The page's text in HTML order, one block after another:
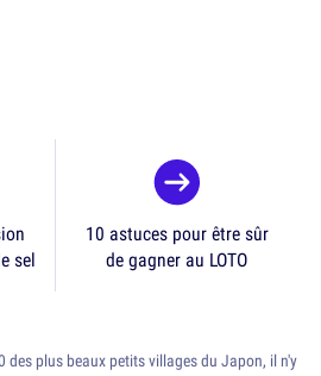
sel
10 astuces pour être sûr
de gagner au LOTO
des plus beaux petits villages du Japon, il n'y